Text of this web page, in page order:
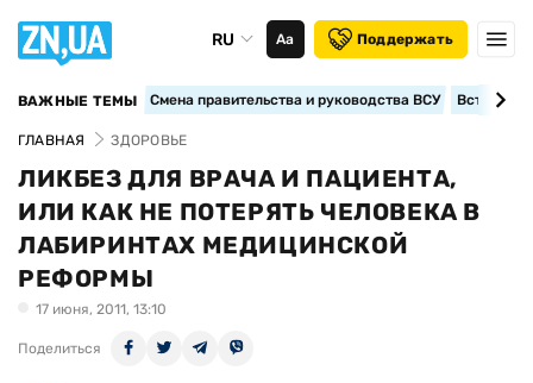
RU Аа Поддержать
ВАЖНЫЕ ТЕМЫ Смена правительства и руководства ВСУ
ГЛАВНАЯ ЗДОРОВЬЕ
ЛИКБЕЗ ДЛЯ ВРАЧА И ПАЦИЕНТА,
ИЛИ КАК НЕ ПОТЕРЯТЬ ЧЕЛОВЕКА В
ЛАБИРИНТАХ МЕДИЦИНСКОЙ
РЕФОРМЫ
17 июня, 2011, 13:10
Поделиться